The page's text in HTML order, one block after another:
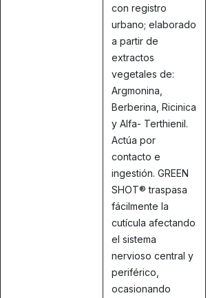
con registro
urbano; elaborado
a partir de
extractos
vegetales de:
Argmonina,
Berberina, Ricinica
y Alfa- Terthienil.
Actúa por
contacto e
ingestión. GREEN
SHOT® traspasa
fácilmente la
cutícula afectando
el sistema
nervioso central y
periférico,
ocasionando